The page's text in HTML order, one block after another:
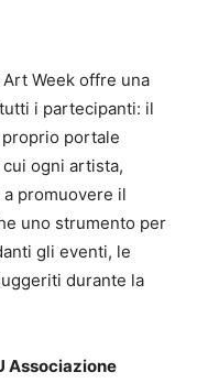
Week offre una
i partecipanti: il
portale
cui ogni artista,
promuovere il
uno strumento per
gli eventi, le
durante la
Associazione